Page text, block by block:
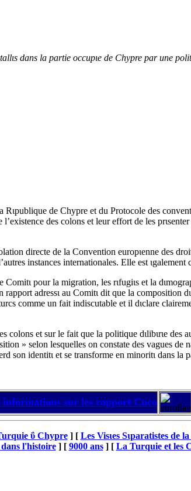
dans la partie occupιe de Chypre par une
de Chypre et du Protocole des
des colons et leur effort de les
directe de la Convention europιenne des
instances internationales. Elle est
pour la migration, les rιfugiιs et la
adressι au Comitι dit que la composition
comme un fait indiscutable et il dιclare
et sur le fait que la politique dιlibιrιe des
» selon lesquelles on constate des vagues de
son identitι et se transforme en minoritι dans la
informations sur les rapport Cuco
ΰ Chypre] [ Les Visιes Sιparatistes de
l'histoire] [ 9000 ans] [ La Turquie et les